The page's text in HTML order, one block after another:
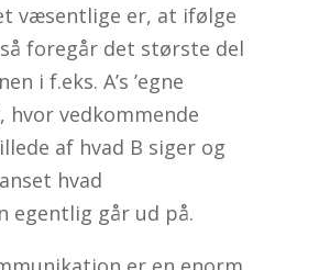
væsentlige er, at ifølge
foregår det største del
i f.eks. A’s ’egne
hvor vedkommende
af hvad B siger og
hvad
egentlig går ud på.